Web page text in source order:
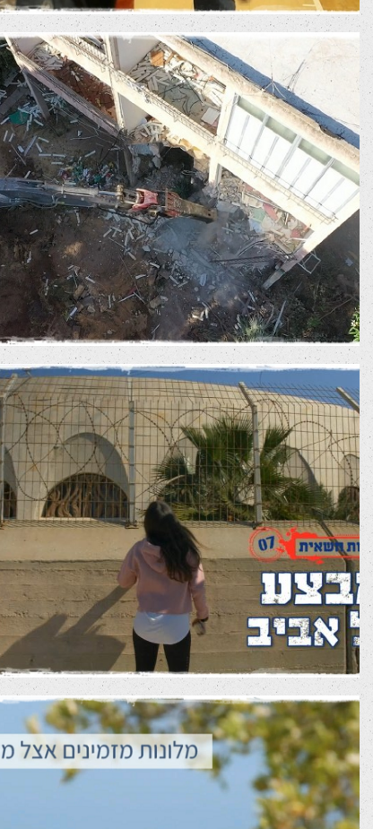
פרויקט פינוי בינוי
סרטי שיווק לרשתות חברתיות סרטי תדמית
מבצע תל אביב – הפקת סרטון שיווקי
סרטי שיווק לרשתות חברתיות סרטי תדמית